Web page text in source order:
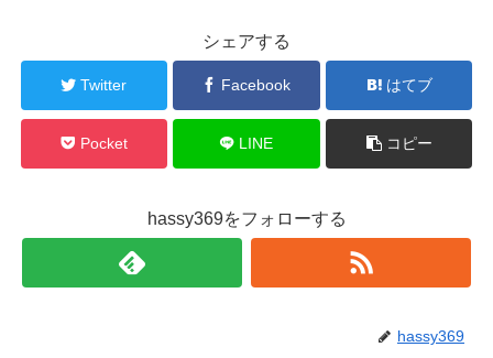
シェアする
Twitter Facebook はてブ
Pocket LINE コピー
hassy369をフォローする
hassy369